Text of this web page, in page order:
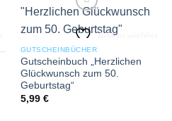
Add to wishlist
GUTSCHEINBÜCHER
Gutscheinbuch „Herzlichen
Glückwunsch zum 50.
Geburtstag“
5,99 €